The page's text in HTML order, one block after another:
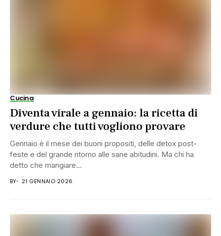
Cucina
Diventa virale a gennaio: la ricetta di
verdure che tutti vogliono provare
Gennaio è il mese dei buoni propositi, delle detox post-
feste e del grande ritorno alle sane abitudini. Ma chi ha
detto che mangiare...
BY 21 GENNAIO 2026